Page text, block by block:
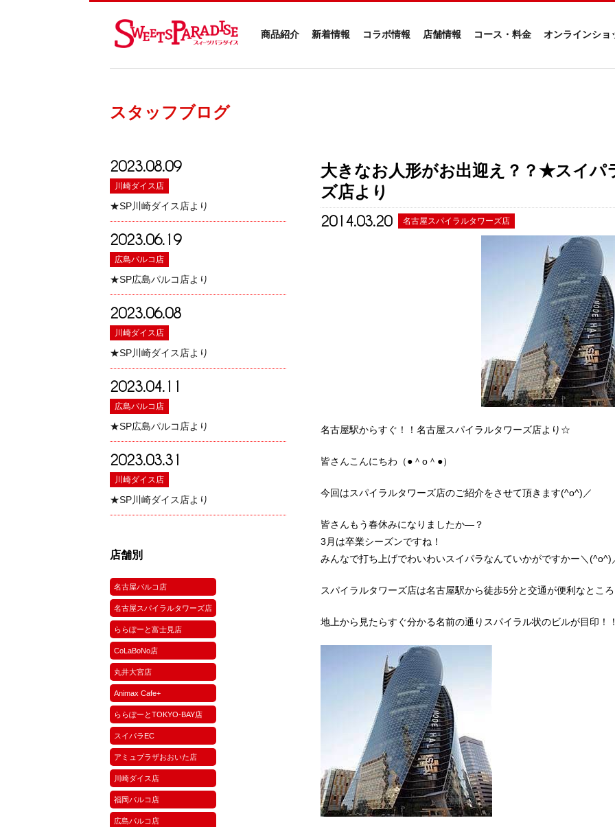
商品紹介 新着情報 コラボ情報 店舗情報 コース・料金 オンラインショ
スタッフブログ
2023.08.09
川崎ダイス店
★SP川崎ダイス店より
2023.06.19
広島パルコ店
★SP広島パルコ店より
2023.06.08
川崎ダイス店
★SP川崎ダイス店より
2023.04.11
広島パルコ店
★SP広島パルコ店より
2023.03.31
川崎ダイス店
★SP川崎ダイス店より
店舗別
名古屋パルコ店
名古屋スパイラルタワーズ店
ららぽーと富士見店
CoLaBoNo店
丸井大宮店
Animax Cafe+
ららぽーとTOKYO-BAY店
スイパラEC
アミュプラザおおいた店
川崎ダイス店
福岡パルコ店
広島パルコ店
大きなお人形がお出迎え？？★スイパ
ズ店より
2014.03.20 名古屋スパイラルタワーズ店
名古屋駅からすぐ！！名古屋スパイラルタワーズ店より☆
皆さんこんにちわ（●＾o＾●）
今回はスパイラルタワーズ店のご紹介をさせて頂きます(^o^)／
皆さんもう春休みになりましたか―？
3月は卒業シーズンですね！
みんなで打ち上げでわいわいスイパラなんていかがですかー＼(^o^)
スパイラルタワーズ店は名古屋駅から徒歩5分と交通が便利なとこ
地上から見たらすぐ分かる名前の通りスパイラル状のビルが目印！！